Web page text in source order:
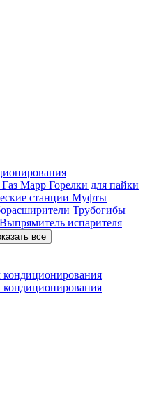
Газ Mapp Горелки для пайки
станции Муфты
Трубогибы
Выпрямитель испарителя
все
кондиционирования
кондиционирования